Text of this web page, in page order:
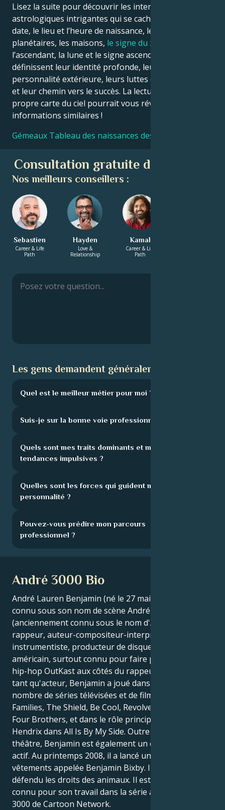
Lisez la suite pour découvrir les interprétations
astrologiques intrigantes qui se cachent derrière la
date, le lieu et l’heure de naissance, les positions
planétaires, les maisons, le signe du zodiaque
l’ascendant, la lune et le signe ascendant – qui
définissent leur identité profonde, leur ego, leur
personnalité extérieure, leurs luttes émotionnelles
et leur chemin vers le succès. La lecture de votre
propre carte du ciel pourrait vous révéler des
informations similaires !
Gémeaux Tableau des naissances des célébrités
Consultation gratuite d'astrologie
Nos meilleurs conseillers :
Sebastien
Career & Life
Path
Hayden
Love &
Relationship
Kamal
Career & Life
Path
Les gens demandent généralement :
Quel est le meilleur métier pour moi ?
Suis-je sur la bonne voie professionnelle ?
Quels sont mes traits dominants et mes
tendances impulsives ?
Quelles sont les forces qui guident ma
personnalité ?
Pouvez-vous prédire mon parcours
professionnel ?
André 3000 Bio
André Lauren Benjamin (né le 27 mai 1975), plus
connu sous son nom de scène André 3000
(anciennement connu sous le nom d'André), est un
rappeur, auteur-compositeur-interprète, multi-
instrumentiste, producteur de disques et acteur
américain, surtout connu pour faire partie du duo de
hip-hop OutKast aux côtés du rappeur Big Boi. En
tant qu'acteur, Benjamin a joué dans un certain
nombre de séries télévisées et de films, notamment
Families, The Shield, Be Cool, Revolver, Semi-Pro,
Four Brothers, et dans le rôle principal de Jimi
Hendrix dans All Is By My Side. Outre la musique et le
théâtre, Benjamin est également un entrepreneur
actif. Au printemps 2008, il a lancé une ligne de
vêtements appelée Benjamin Bixby. Il a également
défendu les droits des animaux. Il est également
connu pour son travail dans la série animée Class of
3000 de Cartoon Network.